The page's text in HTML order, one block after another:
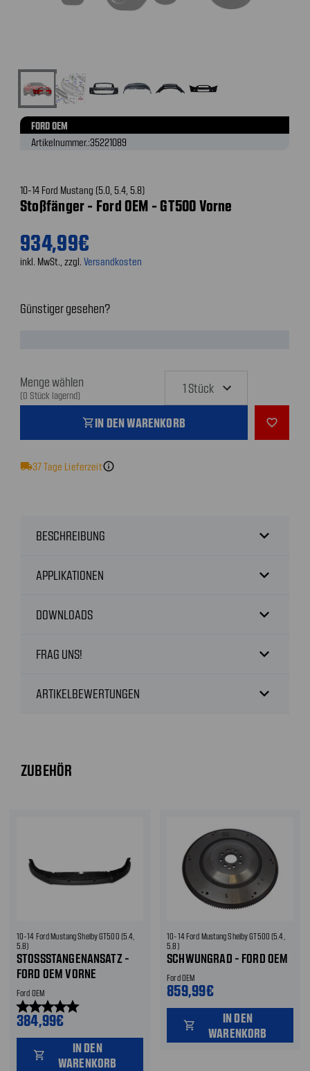
FORD OEM
Artikelnummer.:35221089
10-14 Ford Mustang (5.0, 5.4, 5.8)
Stoßfänger - Ford OEM - GT500 Vorne
934,99€
inkl. MwSt., zzgl. Versandkosten
Günstiger gesehen?
Menge wählen
(0 Stück lagernd)
shopping_cartIN DEN WARENKORB favorite_outline
local_shipping37Tage Lieferzeitinfo
BESCHREIBUNG expand_more
APPLIKATIONEN expand_more
DOWNLOADS expand_more
FRAG UNS! expand_more
ARTIKELBEWERTUNGEN expand_more
ZUBEHÖR
10-14 Ford Mustang Shelby GT500 (5.4,
5.8)
STOSSSTANGENANSATZ - F
ORD OEM VORNE
Ford OEM
starstarstarstarstar
384,99€
shopping_cart
IN DEN
WARENKORB
10-14 Ford Mustang Shelby GT500 (5.4,
5.8)
SCHWUNGRAD - FORD OEM
Ford OEM
859,99€
shopping_cart
IN DEN
WARENKORB